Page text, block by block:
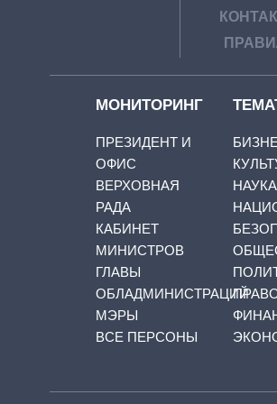
МОНИТОРИНГ
ПРЕЗИДЕНТ И
ОФИС
ВЕРХОВНАЯ
РАДА
КАБИНЕТ
МИНИСТРОВ
ГЛАВЫ
ОБЛАДМИНИСТРАЦИЙ
МЭРЫ
ВСЕ ПЕРСОНЫ
НАУКА